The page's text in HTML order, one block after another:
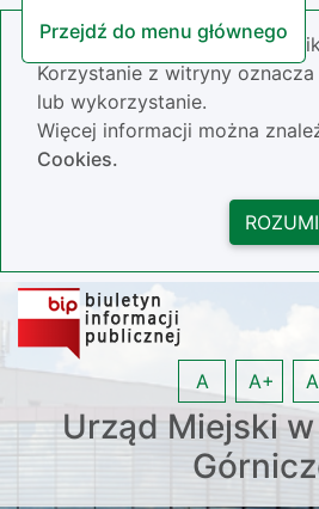
Przejdź do menu głównego
Nasza strona wykorzystuje
Korzystanie z witryny
lub wykorzystanie.
Więcej informacji można
Cookies.
Urząd Miejski
A A+